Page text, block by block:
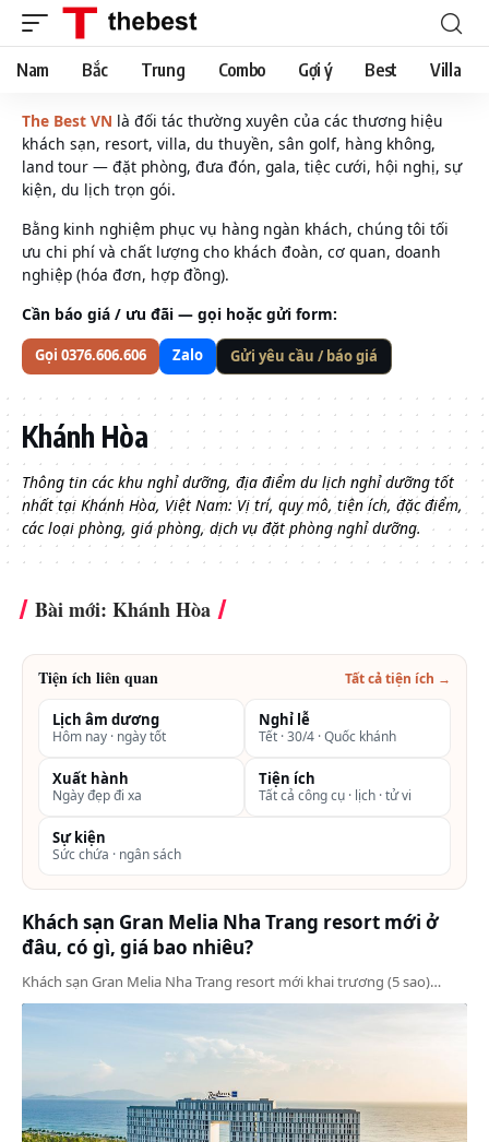
Nam Bắc Trung Combo Gợi ý Best Villa
The Best VN là đối tác thường xuyên của các thương hiệu
khách sạn, resort, villa, du thuyền, sân golf, hàng không,
land tour — đặt phòng, đưa đón, gala, tiệc cưới, hội nghị, sự
kiện, du lịch trọn gói.
Bằng kinh nghiệm phục vụ hàng ngàn khách, chúng tôi tối
ưu chi phí và chất lượng cho khách đoàn, cơ quan, doanh
nghiệp (hóa đơn, hợp đồng).
Cần báo giá / ưu đãi — gọi hoặc gửi form:
Gọi 0376.606.606 Zalo Gửi yêu cầu / báo giá
Khánh Hòa
Thông tin các khu nghỉ dưỡng, địa điểm du lịch nghỉ dưỡng tốt
nhất tại Khánh Hòa, Việt Nam: Vị trí, quy mô, tiện ích, đặc điểm,
các loại phòng, giá phòng, dịch vụ đặt phòng nghỉ dưỡng.
Bài mới: Khánh Hòa
Tiện ích liên quan Tất cả tiện ích →
Lịch âm dương
Hôm nay · ngày tốt
Nghỉ lễ
Tết · 30/4 · Quốc khánh
Xuất hành
Ngày đẹp đi xa
Tiện ích
Tất cả công cụ · lịch · tử vi
Sự kiện
Sức chứa · ngân sách
Khách sạn Gran Melia Nha Trang resort mới ở
đâu, có gì, giá bao nhiêu?
Khách sạn Gran Melia Nha Trang resort mới khai trương (5 sao)…